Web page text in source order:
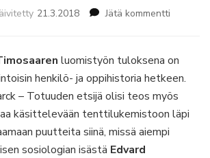
21.3.2018 Jätä kommentti
Niina
Edvard
–
luomistyön tuloksena on
henkilö- ja oppihistoria hetkeen.
– Totuuden etsijä olisi teos myös
käsittelevään tenttilukemistoon läpi
puutteita siinä, missä aiempi
sosiologian isästä Edvard